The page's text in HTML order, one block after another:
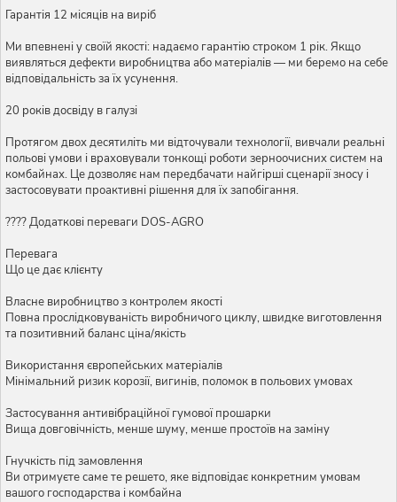
Гарантія 12 місяців на виріб
Ми впевнені у своїй якості: надаємо гарантію строком 1 рік. Якщо
виявляться дефекти виробництва або матеріалів — ми беремо на себе
відповідальність за їх усунення.
20 років досвіду в галузі
Протягом двох десятиліть ми відточували технології, вивчали реальні
польові умови і враховували тонкощі роботи зерноочисних систем на
комбайнах. Це дозволяє нам передбачати найгірші сценарії зносу і
застосовувати проактивні рішення для їх запобігання.
???? Додаткові переваги DOS-AGRO
Перевага
Що це дає клієнту
Власне виробництво з контролем якості
Повна прослідковуваність виробничого циклу, швидке виготовлення
та позитивний баланс ціна/якість
Використання європейських матеріалів
Мінімальний ризик корозії, вигинів, поломок в польових умовах
Застосування антивібраційної гумової прошарки
Вища довговічність, менше шуму, менше простоїв на заміну
Гнучкість під замовлення
Ви отримуєте саме те решето, яке відповідає конкретним умовам
вашого господарства і комбайна